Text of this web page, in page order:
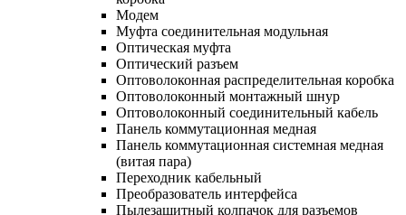
Модем
Муфта соединительная модульная
Оптическая муфта
Оптический разъем
Оптоволоконная распределительная коробка
Оптоволоконный монтажный шнур
Оптоволоконный соединительный кабель
Панель коммутационная медная
Панель коммутационная системная медная
(витая пара)
Переходник кабельный
Преобразователь интерфейса
Пылезащитный колпачок для разъемов